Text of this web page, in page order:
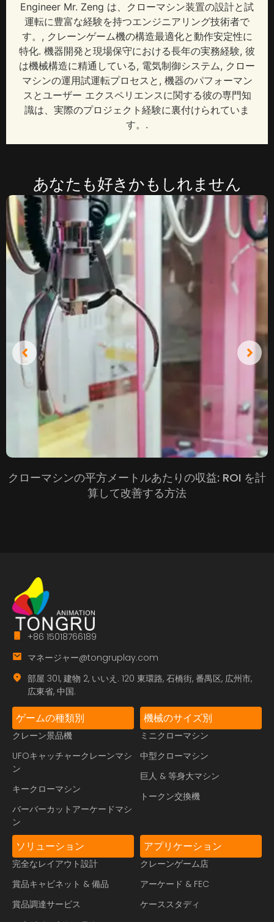
Engineer Mr. Zeng は、クローマシン装置の設計と試
運転に豊富な経験を持つエンジニアリング技術者で
す。, クレーンゲーム機の構造最適化と動作安定性に
特化. 機器開発と現場保守における長年の実務経験, 彼
は機械構造に精通している, 電気制御システム, クロー
マシンの運用試運転プロセスと, 機器のパフォーマン
スとユーザー エクスペリエンスに関する彼の専門知
識は、実際のプロジェクト経験に裏付けられていま
す。.
あなたも好きかもしれません
クローマシンの平方メートルあたりの収益: ROI を計
算して改善する方法
+86 15018766189
マネージャー@tongruplay.com
部屋 301, 建物 2, いいえ. 120 東環路, 石橋街, 番禺区, 広州市,
広東省, 中国.
ゲームの種類別
クレーン景品機
UFOキャッチャークレーンマシ
ン
キークローマシン
バーバーカットアーケードマシ
ン
機械のサイズ別
ミニクローマシン
中型クローマシン
巨人 & 等身大マシン
トークン交換機
ソリューション
完全なレイアウト設計
賞品キャビネット & 備品
賞品調達サービス
アプリケーション
クレーンゲーム店
アーケード & FEC
ケーススタディ